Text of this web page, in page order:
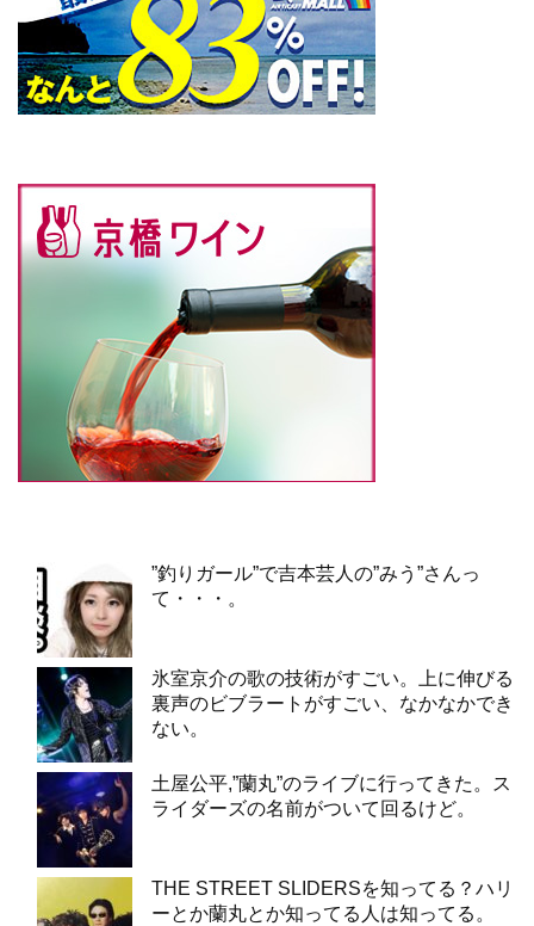
”釣りガール”で吉本芸人の”みう”さんっ
て・・・。
氷室京介の歌の技術がすごい。上に伸びる
裏声のビブラートがすごい、なかなかでき
ない。
土屋公平,”蘭丸”のライブに行ってきた。ス
ライダーズの名前がついて回るけど。
THE STREET SLIDERSを知ってる？ハリ
ーとか蘭丸とか知ってる人は知ってる。